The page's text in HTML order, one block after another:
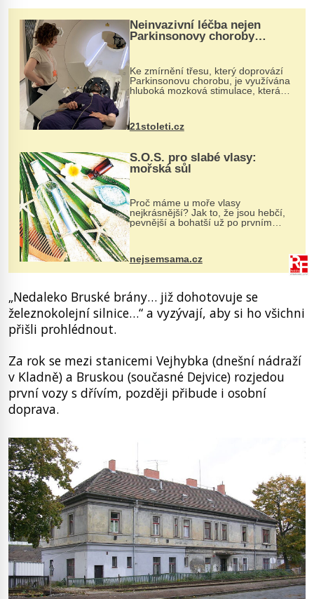
Neinvazivní léčba nejen
Parkinsonovy choroby
„helmy“
Ke zmírnění třesu, který doprovází
Parkinsonovu chorobu, je využívána
hluboká mozková stimulace, která
však vyžaduje vysoce invazivní
zákrok. Ultrazvuk zase není vhodný
k dostatečně přesnému zacílení ...
21stoleti.cz
S.O.S. pro slabé vlasy:
mořská sůl
Proč máme u moře vlasy
nejkrásnější? Jak to, že jsou hebčí,
pevnější a bohatší už po prvním
vykoupání? Protože sůl obsažená v
vlasy. ...
nejsemsama.cz
„Nedaleko Bruské brány… již dohotovuje se
železnokolejní silnice…“ a vyzývají, aby si ho všichni
přišli prohlédnout.
Za rok se mezi stanicemi Vejhybka (dnešní nádraží
v Kladně) a Bruskou (současné Dejvice) rozjedou
první vozy s dřívím, později přibude i osobní
doprava.